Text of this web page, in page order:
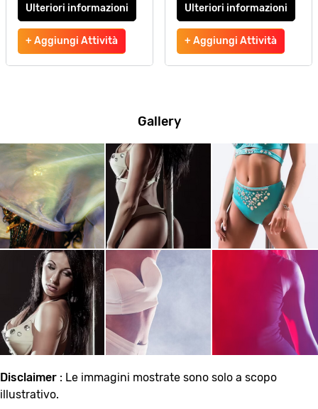
Ulteriori informazioni
+ Aggiungi Attività
Ulteriori informazioni
+ Aggiungi Attività
Gallery
Disclaimer : Le immagini mostrate sono solo a scopo
illustrativo.